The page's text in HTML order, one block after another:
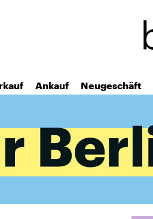
Ankauf Neugeschäft